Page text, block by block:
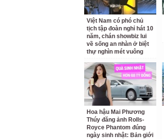
Việt Nam có phó chủ
tịch tập đoàn nghỉ hát 10
năm, chán showbiz lui
về sống an nhàn ở biệt
thự nghìn mét vuông
Hoa hậu Mai Phương
Thúy đăng ảnh Rolls-
Royce Phantom đúng
ngày sinh nhật: Bản giới